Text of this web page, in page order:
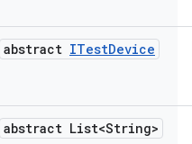
abstract ITestDevice
abstract List<String>